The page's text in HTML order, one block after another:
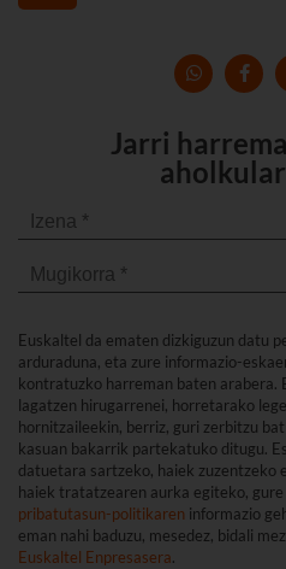
Jarri
Euskaltel da ematen dizkiguzun datu
arduraduna, eta zure informazio-
kontratuzko harreman baten arabera.
lagatzen hirugarrenei, horretarako
hornitzaileekin, berriz, guri zerbitzu
kasuan bakarrik partekatuko ditugu.
datuetara sartzeko, haiek zuzentzeko
haiek tratatzearen aurka egiteko,
pribatutasun-politikaren informazio
eman nahi baduzu, mesedez, bidali
Euskaltel Enpresasera.